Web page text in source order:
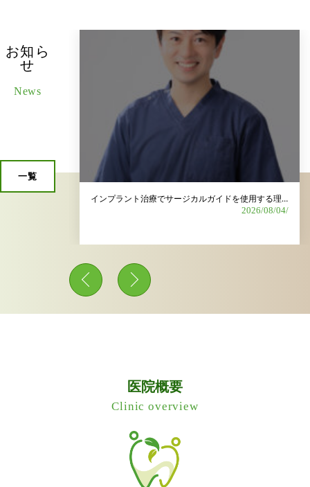
お知ら
せ
News
一覧
インプラント治療でサージカルガイドを使用する理由は？
2026/08/04/
医院概要
Clinic overview